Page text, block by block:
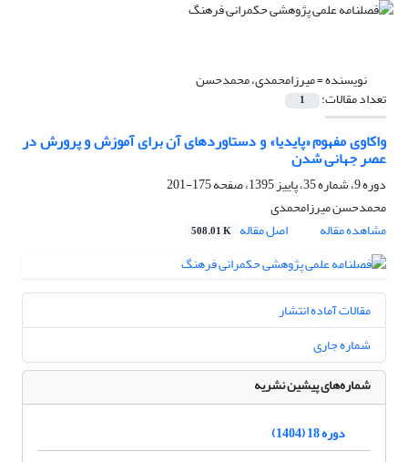
نویسنده =میرزامحمدی، محمدحسن
تعداد مقالات: 1
واکاوی مفهوم «پایدیا» و دستاورد‌های آن برای آموزش و پرورش در
عصر جهانی شدن
دوره 9، شماره 35، پاییز 1395، صفحه
175-201
محمدحسن میرزامحمدی
مشاهده مقاله
اصل مقاله 508.01 K
مقالات آماده انتشار
شماره جاری
شماره‌های پیشین نشریه
دوره 18 (1404)